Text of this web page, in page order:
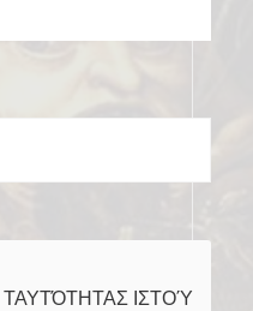
ΙΣΤΟΎ